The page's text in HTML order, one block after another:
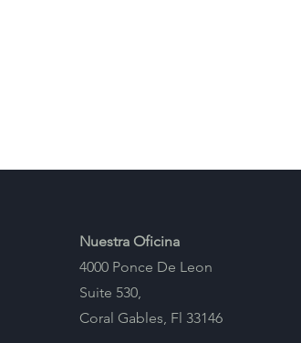
Nuestra Oficina
4000 Ponce De Leon
Suite 530,
Coral Gables, Fl 33146